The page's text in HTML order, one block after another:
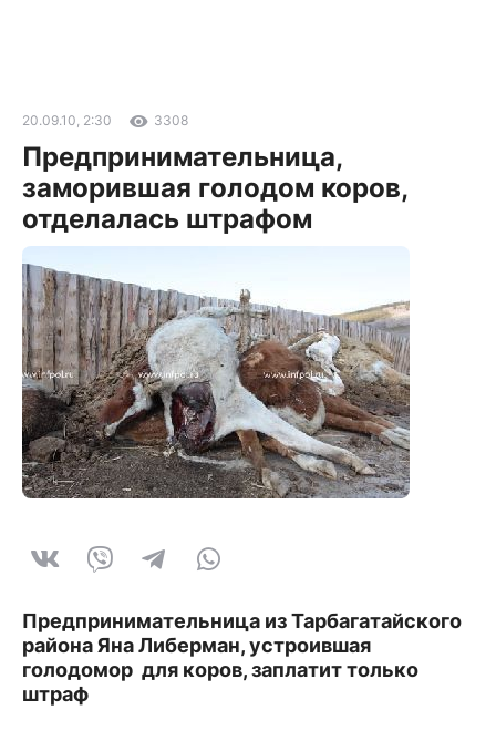
20.09.10, 2:30 3308
Предпринимательница,
заморившая голодом коров,
отделалась штрафом
Предпринимательница из Тарбагатайского
района Яна Либерман, устроившая
голодомор для коров, заплатит только
штраф